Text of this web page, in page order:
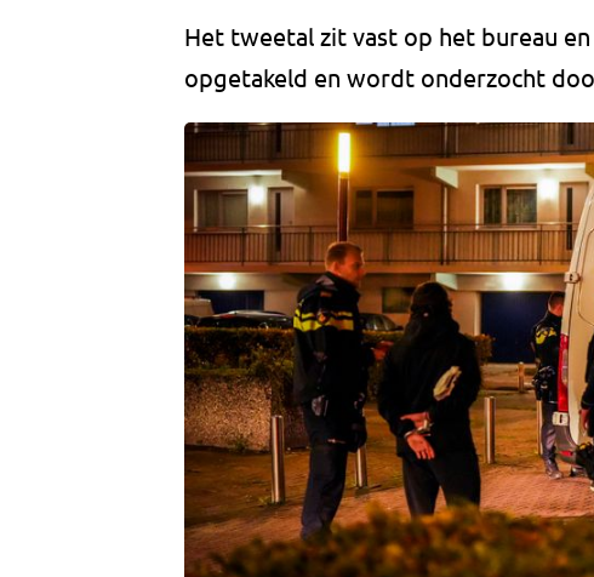
Het tweetal zit vast op het bureau
opgetakeld en wordt onderzocht